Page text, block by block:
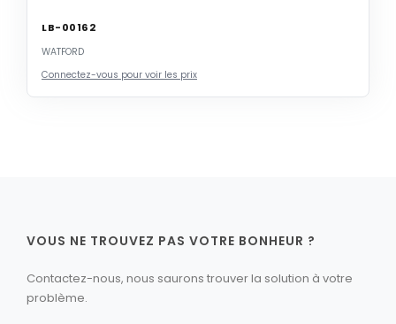
LB-00162
WATFORD
Connectez-vous pour voir les prix
VOUS NE TROUVEZ PAS VOTRE BONHEUR ?
Contactez-nous, nous saurons trouver la solution à votre
problème.